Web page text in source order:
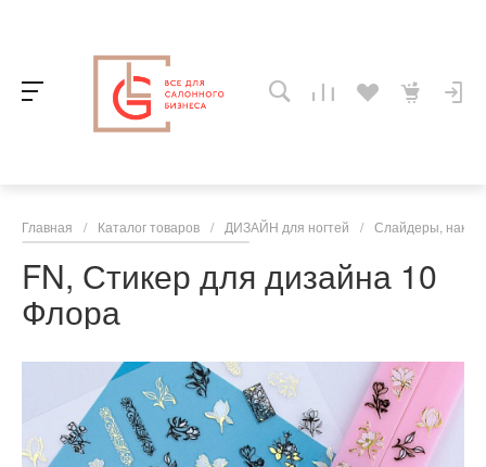
Главная / Каталог товаров / ДИЗАЙН для ногтей / Слайдеры,
FN, Стикер для дизайна 10
Флора